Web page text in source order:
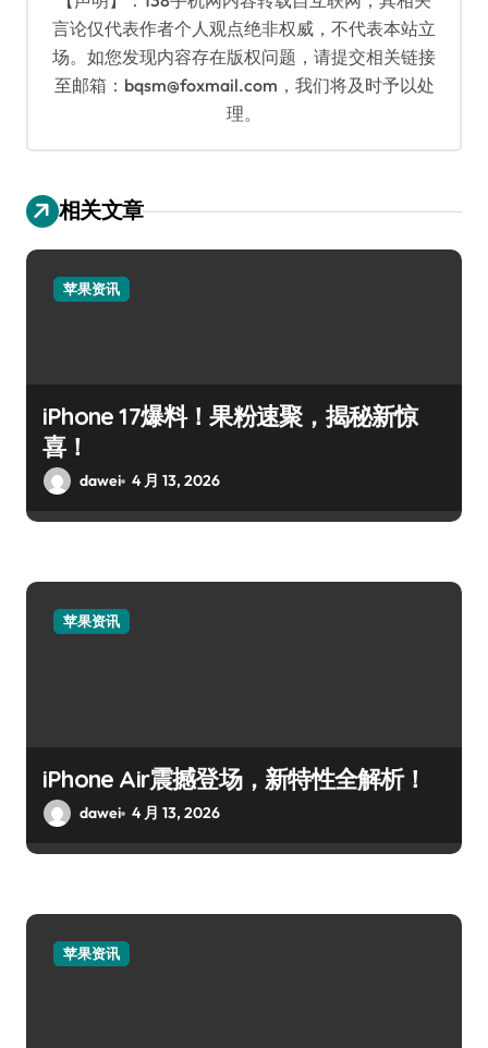
言论仅代表作者个人观点绝非权威，不代表本站立
场。如您发现内容存在版权问题，请提交相关链接
至邮箱：bqsm@foxmail.com，我们将及时予以处
理。
相关文章
苹果资讯
iPhone 17爆料！果粉速聚，揭秘新惊
喜！
dawei 4 月 13, 2026
苹果资讯
iPhone Air震撼登场，新特性全解析！
dawei 4 月 13, 2026
苹果资讯